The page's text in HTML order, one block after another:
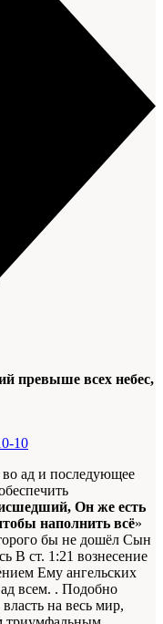
превыше всех небес,
10
ад и последующее
Он же есть
наполнить всё»
бы не дошёл Сын
В ст. 1:21 вознесение
Ему ангельских
всем. . Подобно
на весь мир,